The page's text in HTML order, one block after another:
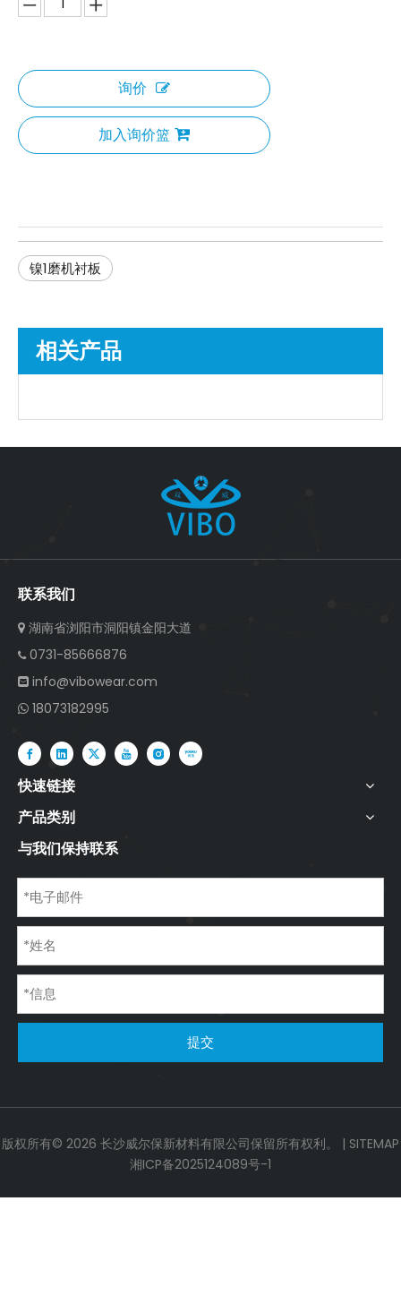
询价
加入询价篮
镍1磨机衬板
相关产品
联系我们
 湖南省浏阳市洞阳镇金阳大道
0731-85666876
 info@vibowear.com
 18073182995
快速链接
产品类别
与我们保持联系
提交
版权所有© 2026 长沙威尔保新材料有限公司保留所有权利。 | SITEMAP
湘ICP备2025124089号-1